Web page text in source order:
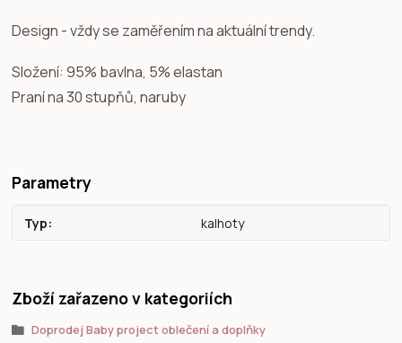
Design - vždy se zaměřením na aktuální trendy.
Složení: 95% bavlna, 5% elastan
Praní na 30 stupňů, naruby
Parametry
Typ kalhoty
Zboží zařazeno v kategoriích
Doprodej Baby project oblečení a doplňky